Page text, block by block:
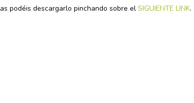
podéis descargarlo pinchando sobre el SIGUIENTE LINK.